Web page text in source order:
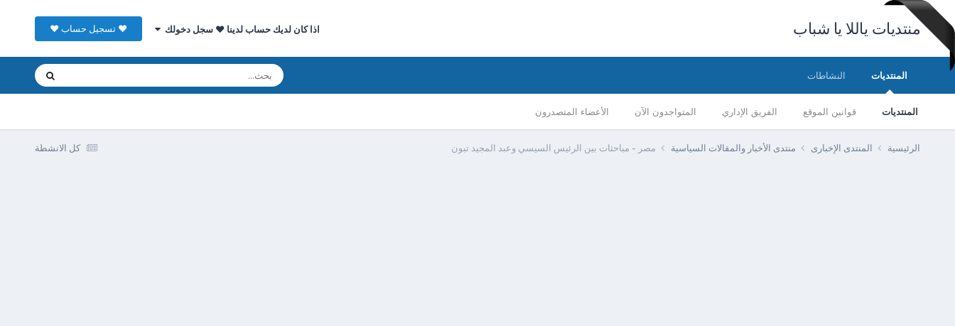
منتديات ياللا يا شباب اذا كان لديك حساب لدينا ♥ سجل دخولك ♥ تسجيل حساب ♥
المنتديات
المنتديات قوانين الموقع الفريق الإداري المتواجدون الآن الأعضاء المتصدرون
النشاطات
كل الانشطة الرئيسية المنتدى الإخبارى منتدى الأخبار والمقالات السياسية مصر - مباحثات بين الرئيس السيسي وعبد المجيد تبون